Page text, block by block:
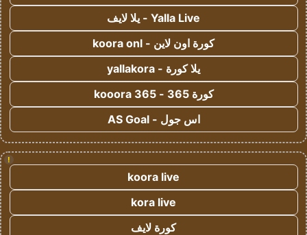
Yalla Live - يلا لايف
كورة اون لاين - koora onl
يلا كورة - yallakora
كورة 365 - kooora 365
اس جول - AS Goal
!
koora live
kora live
كورة لايف